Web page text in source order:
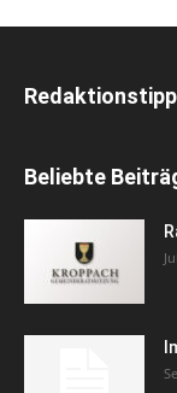
Redaktionstipp
Beliebte